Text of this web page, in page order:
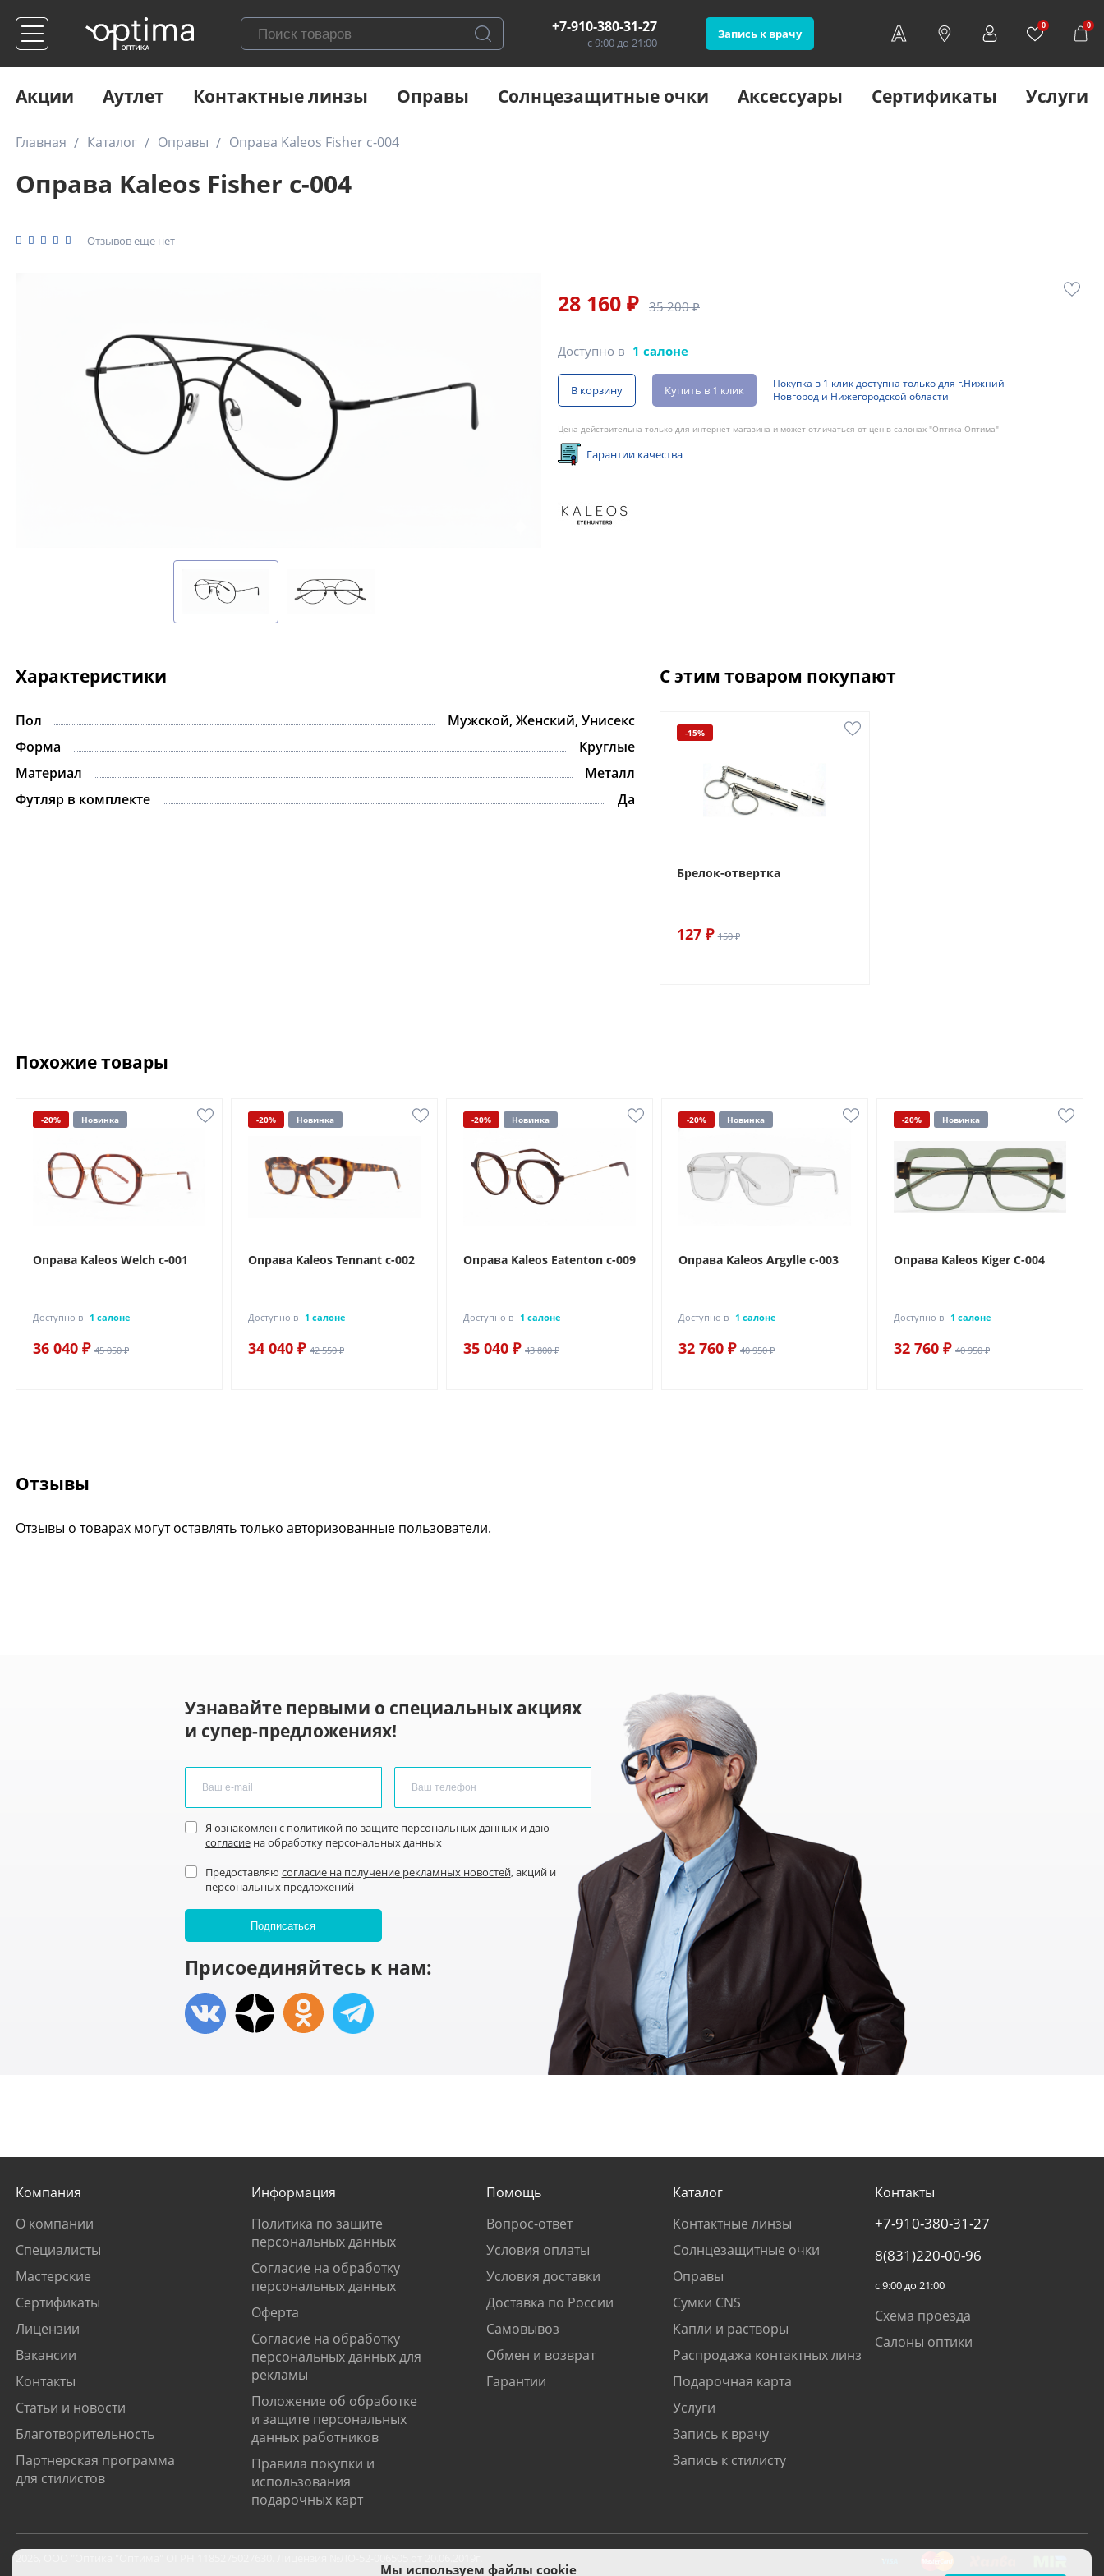
+7-910-380-31-27
с 9:00 до 21:00
Запись к врачу
0 0
Акции Аутлет Контактные линзы Оправы Солнцезащитные очки Аксессуары Сертификаты Услуги
Главная Каталог Оправы Оправа Kaleos Fisher c-004
Оправа Kaleos Fisher c-004
Отзывов еще нет
28 160 ₽ 35 200 ₽
Доступно в 1 салоне
В корзину Купить в 1 клик
Покупка в 1 клик доступна только для г.Нижний
Новгород и Нижегородской области
Цена действительна только для интернет-магазина и может отличаться от цен в салонах "Оптика Оптима"
Гарантии качества
Характеристики
Пол
Мужской, Женский, Унисекс
Форма
Круглые
Материал
Металл
Футляр в комплекте
Да
С этим товаром покупают
-15%
Брелок-отвертка
127 ₽ 150 ₽
Похожие товары
-20% Новинка
Оправа Kaleos Welch c-001
Доступно в 1 салоне
36 040 ₽ 45 050 ₽
-20% Новинка
Оправа Kaleos Tennant c-002
Доступно в 1 салоне
34 040 ₽ 42 550 ₽
-20% Новинка
Оправа Kaleos Eatenton c-009
Доступно в 1 салоне
35 040 ₽ 43 800 ₽
-20% Новинка
Оправа Kaleos Argylle c-003
Доступно в 1 салоне
32 760 ₽ 40 950 ₽
-20% Новинка
Оправа Kaleos Kiger C-004
Доступно в 1 салоне
32 760 ₽ 40 950 ₽
Отзывы
Отзывы о товарах могут оставлять только авторизованные пользователи.
Узнавайте первыми о специальных акциях
и супер-предложениях!
Я ознакомлен с политикой по защите персональных данныхи даю
согласиена обработку персональных данных
Предоставляю согласие на получение рекламных новостей, акций и
персональных предложений
Присоединяйтесь к нам:
Компания
О компании
Специалисты
Мастерские
Сертификаты
Лицензии
Вакансии
Контакты
Статьи и новости
Благотворительность
Партнерская программа
для стилистов
Информация
Политика по защите
персональных данных
Согласие на обработку
персональных данных
Оферта
Согласие на обработку
персональных данных для
рекламы
Положение об обработке
и защите персональных
данных работников
Правила покупки и
использования
подарочных карт
Помощь
Вопрос-ответ
Условия оплаты
Условия доставки
Доставка по России
Самовывоз
Обмен и возврат
Гарантии
Каталог
Контактные линзы
Солнцезащитные очки
Оправы
Сумки CNS
Капли и растворы
Распродажа контактных линз
Подарочная карта
Услуги
Запись к врачу
Запись к стилисту
Контакты
+7-910-380-31-27
8(831)220-00-96
с 9:00 до 21:00
Схема проезда
Салоны оптики
Мы используем файлы cookie